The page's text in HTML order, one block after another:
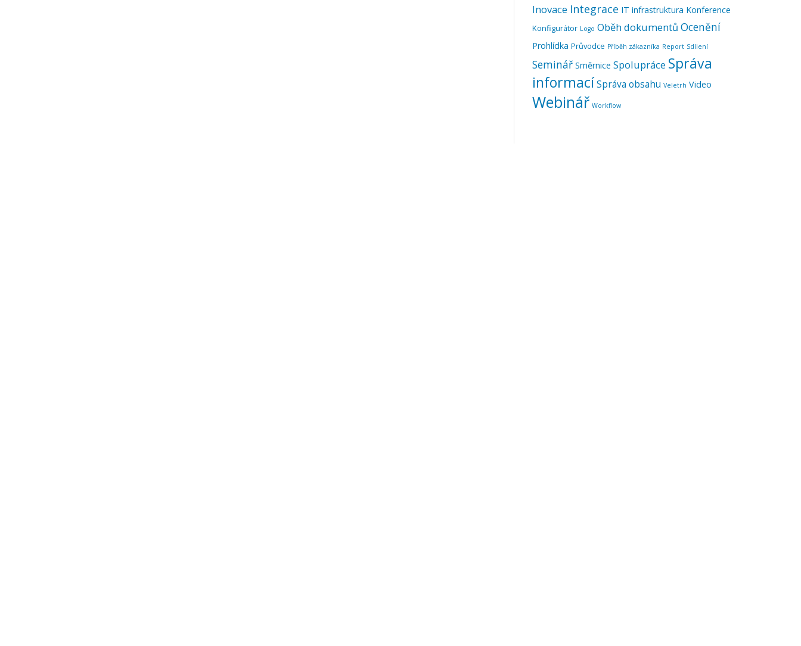
Inovace Integrace IT infrastruktura Konference
Konfigurátor Logo Oběh dokumentů Ocenění
Prohlídka Průvodce Příběh zákazníka Report Sdílení
Seminář Směrnice Spolupráce Správa
informacíSpráva obsahu Veletrh Video
Webinář Workflow